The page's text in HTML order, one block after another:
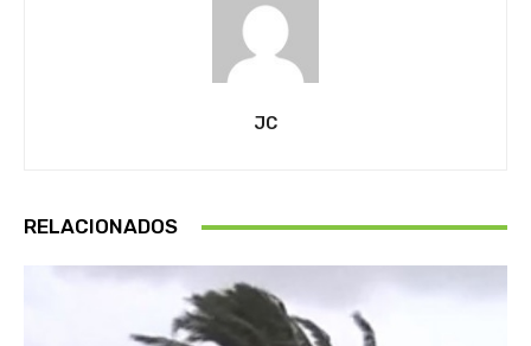
JC
RELACIONADOS